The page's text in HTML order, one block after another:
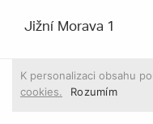
Jižní Morava 1
1 / 2
K personalizaci obsahu
cookies.
Rozumím